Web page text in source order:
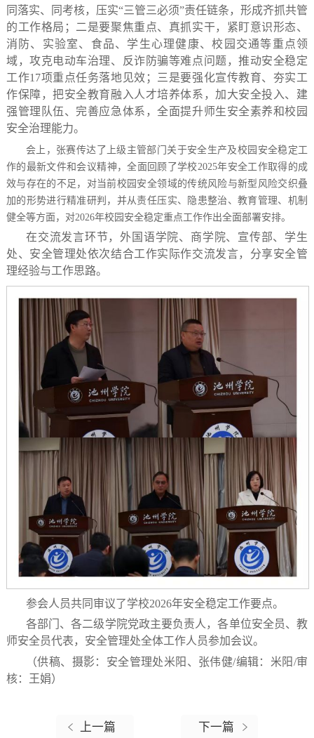
同落实、同考核，压实“三管三必须”责任链条，形成齐抓共管
的工作格局；二是要聚焦重点、真抓实干，紧盯意识形态、
消防、实验室、食品、学生心理健康、校园交通等重点领
域，攻克电动车治理、反诈防骗等难点问题，推动安全稳定
工作17项重点任务落地见效；三是要强化宣传教育、夯实工
作保障，把安全教育融入人才培养体系，加大安全投入、建
强管理队伍、完善应急体系，全面提升师生安全素养和校园
安全治理能力。
会上，张赛传达了上级主管部门关于安全生产及校园安全稳定工
作的最新文件和会议精神，全面回顾了学校2025年安全工作取得的成
效与存在的不足，对当前校园安全领域的传统风险与新型风险交织叠
加的形势进行精准研判，并从责任压实、隐患整治、教育管理、机制
健全等方面，对2026年校园安全稳定重点工作作出全面部署安排。
在交流发言环节，外国语学院、商学院、宣传部、学生
处、安全管理处依次结合工作实际作交流发言，分享安全管
理经验与工作思路。
参会人员共同审议了学校2026年安全稳定工作要点。
各部门、各二级学院党政主要负责人，各单位安全员、教
师安全员代表，安全管理处全体工作人员参加会议。
（供稿、摄影：安全管理处米阳、张伟健/编辑：米阳/审
核：王娟）
上一篇 下一篇